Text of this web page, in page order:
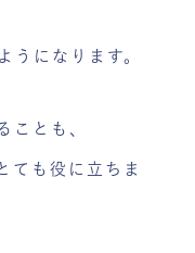
うになります。
ことも、
ても役に立ちま